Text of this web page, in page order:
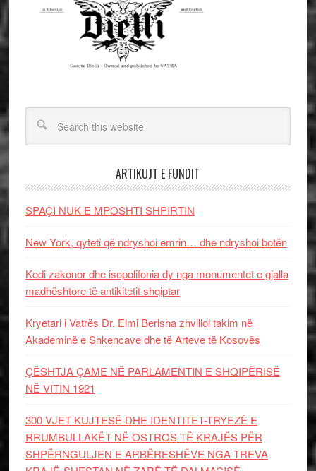
ARTIKUJT E FUNDIT
SPAÇI NUK E MPOSHTI SHPIRTIN
New York, qyteti që ndryshoi emrin… dhe ndryshoi botën
Kodi zakonor dhe isopolifonia dy nga monumentet e gjalla
madhështore të antikitetit shqiptar
Kryetari i Vatrës Dr. Elmi Berisha zhvilloi takim në
Akademinë e Shkencave dhe të Arteve të Kosovës
ÇËSHTJA ÇAME NË PARLAMENTIN E SHQIPËRISË
NË VITIN 1921
300 VJET KUJTESË DHE IDENTITET-TRYEZË E
RRUMBULLAKËT NË OSTROS TË KRAJËS PËR
SHPËRNGULJEN E ARBËRESHËVE NGA TREVA